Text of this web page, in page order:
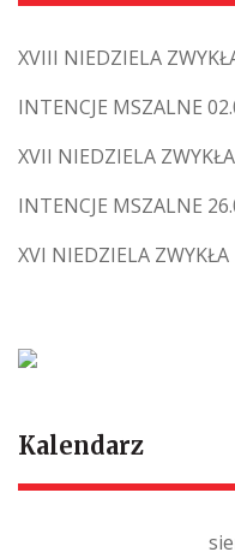
XVIII NIEDZIELA
INTENCJE MSZALNE
XVII NIEDZIELA
INTENCJE MSZALNE
XVI NIEDZIELA
Kalendarz